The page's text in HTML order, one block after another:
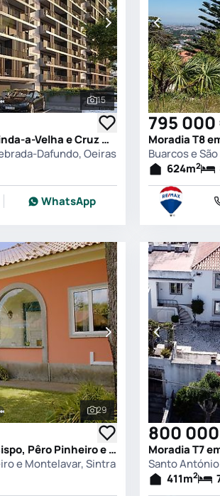
Ver todas as fotografias
15
Espaço comercial em Algés, Linda-a-Velha e Cruz Quebrada-Dafundo, Oeiras
Dafundo, Oeiras
WhatsApp
795 000
Moradia T8
Buarcos e
624m2
Ver todas as fotografias
29
Moradia T5 em Almargem do Bispo, Pêro Pinheiro e Montelavar, Sintra
e Montelavar, Sintra
800
Santo
411m2